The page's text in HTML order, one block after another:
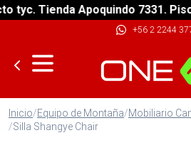
Tienda Apoquindo 7331. Piso
+56 2 2244
Inicio/Equipo de Montaña/Mobiliario
/Silla Shangye Chair